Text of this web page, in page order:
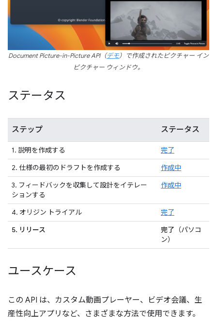
Document Picture-in-Picture API（デモ）で作成されたピクチャー イン
ピクチャー ウィンドウ。
ステータス
ステップ ステータス
1. 説明を作成する
完了
2. 仕様の最初のドラフトを作成する
作成中
3. フィードバックを収集して設計をイテレー
ションする
作成中
4. オリジン トライアル
完了
5. リリース
完了 （パソコ
ン）
ユースケース
この API は、カスタム動画プレーヤー、ビデオ会議、生
産性向上アプリなど、さまざまな方法で使用できます。